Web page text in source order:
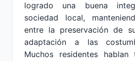
logrado una buena
sociedad local,
entre la preservación de
adaptación a las
Muchos residentes